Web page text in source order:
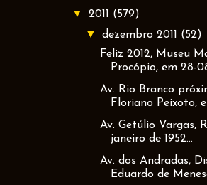
▼ 2011 (579)
▼dezembro 2011 (52)
Feliz 2012, Museu
Procópio, em 28-
Av. Rio Branco
Floriano Peixoto,
Av. Getúlio Vargas,
janeiro de 1952...
Av. dos Andradas,
Eduardo de